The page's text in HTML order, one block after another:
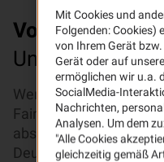
VorteileIhrer
Wer baut, freut sich
Fairerweise sollten Sie
absichern: Als einer
Deutschland
Mit Cookies und
Folgenden: Cookies)
von Ihrem Gerät
Gerät oder auf
ermöglichen wir u.a.
SocialMedia-
Nachrichten,
Analysen. Um dem
"Alle Cookies
gleichzeitig gemäß